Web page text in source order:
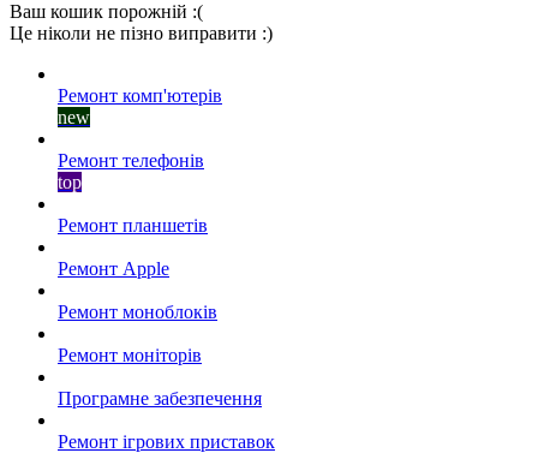
Ваш кошик порожній :(
Це ніколи не пізно виправити :)
Ремонт комп'ютерів
new
Ремонт телефонів
top
Ремонт планшетів
Ремонт Apple
Ремонт моноблоків
Ремонт моніторів
Програмне забезпечення
Ремонт ігрових приставок